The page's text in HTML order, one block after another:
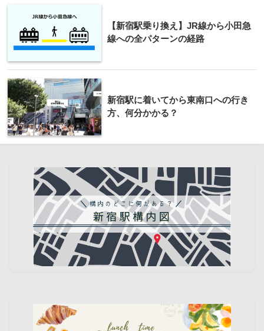
【新宿駅乗り換え】JR線から小田急
線への全パターンの経路
新宿駅に着いてから東南口への行き
方、何分かかる？